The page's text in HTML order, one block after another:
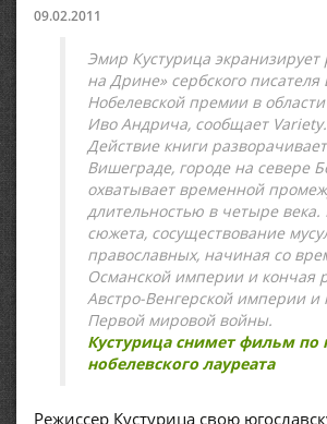
09.02.2011
Эмир Кустурица
на Дрине» сербского писателя
Нобелевской премии в
Иво Андрича, сообщает Variety.
Действие книги
Вишеграде, городе на севере
охватывает временной
длительностью в четыре века.
сюжета, сосуществование
православных, начиная со
Османской империи и кончая
Австро-Венгерской империи и
Первой мировой войны.
Кустурица снимет фильм по
нобелевского лауреата
Режиссер Кустурица свою